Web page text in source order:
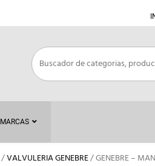
MARCAS
/VALVULERIA GENEBRE/ GENEBRE –